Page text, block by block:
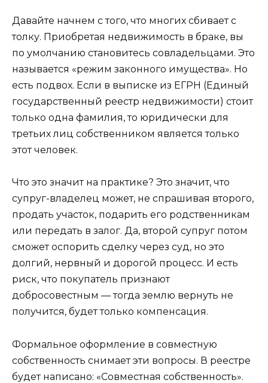
Давайте начнем с того, что многих сбивает с
толку. Приобретая недвижимость в браке, вы
по умолчанию становитесь совладельцами. Это
называется «режим законного имущества». Но
есть подвох. Если в выписке из ЕГРН (Единый
государственный реестр недвижимости) стоит
только одна фамилия, то юридически для
третьих лиц собственником является только
этот человек.
Что это значит на практике? Это значит, что
супруг-владелец может, не спрашивая второго,
продать участок, подарить его родственникам
или передать в залог. Да, второй супруг потом
сможет оспорить сделку через суд, но это
долгий, нервный и дорогой процесс. И есть
риск, что покупатель признают
добросовестным — тогда землю вернуть не
получится, будет только компенсация.
Формальное оформление в совместную
собственность снимает эти вопросы. В реестре
будет написано: «Совместная собственность».